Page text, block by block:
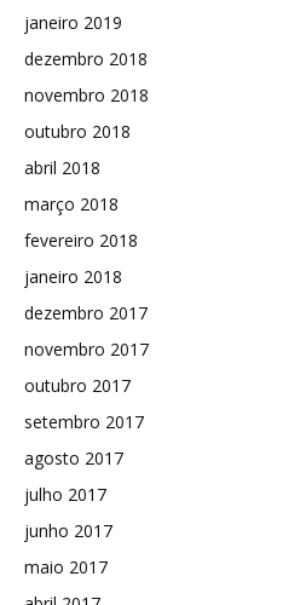
janeiro 2019
dezembro 2018
novembro 2018
outubro 2018
abril 2018
março 2018
fevereiro 2018
janeiro 2018
dezembro 2017
novembro 2017
outubro 2017
setembro 2017
agosto 2017
julho 2017
junho 2017
maio 2017